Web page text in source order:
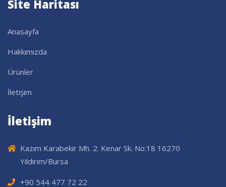
Site Haritası
Anasayfa
Hakkımızda
Ürünler
İletişim
İletişim
Kazım Karabekir Mh. 2. Kenar Sk. No:18 16270
Yıldırım/Bursa
+90 544 477 72 22